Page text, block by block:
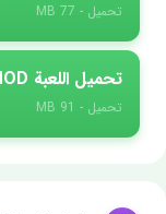
تحميل - 77 MB
تحميل اللعبة MOD مهكرة
تحميل - 91 MB